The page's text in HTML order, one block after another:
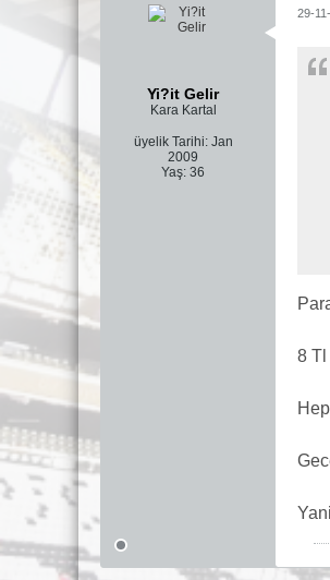
Yi?it Gelir
Kara Kartal
üyelik Tarihi: Jan
2009
Yaş: 36
29-
8 Tl